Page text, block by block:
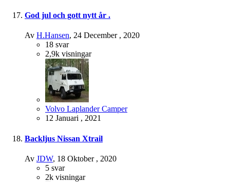
God jul och gott nytt år .
Av H.Hansen, 24 December , 2020
18 svar
2,9k visningar
Volvo Laplander Camper
12 Januari , 2021
Backljus Nissan Xtrail
Av JDW, 18 Oktober , 2020
5 svar
2k visningar